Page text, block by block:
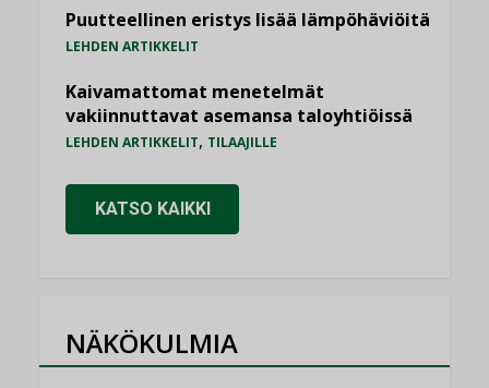
Puutteellinen eristys lisää lämpöhäviöitä
LEHDEN ARTIKKELIT
Kaivamattomat menetelmät
vakiinnuttavat asemansa taloyhtiöissä
LEHDEN ARTIKKELIT, TILAAJILLE
KATSO KAIKKI
NÄKÖKULMIA